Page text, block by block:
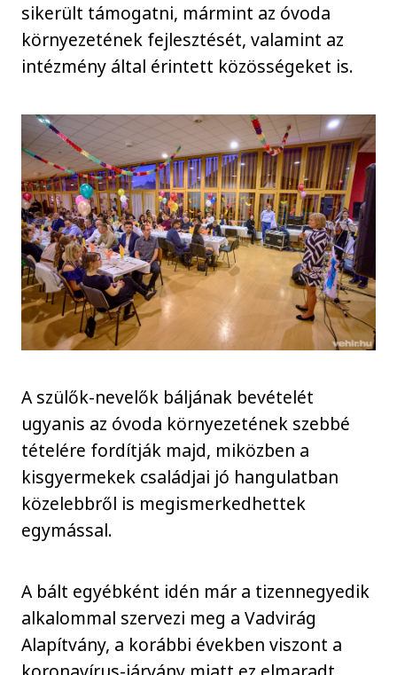
sikerült támogatni, mármint az óvoda
környezetének fejlesztését, valamint az
intézmény által érintett közösségeket is.
A szülők-nevelők báljának bevételét
ugyanis az óvoda környezetének szebbé
tételére fordítják majd, miközben a
kisgyermekek családjai jó hangulatban
közelebbről is megismerkedhettek
egymással.
A bált egyébként idén már a tizennegyedik
alkalommal szervezi meg a Vadvirág
Alapítvány, a korábbi években viszont a